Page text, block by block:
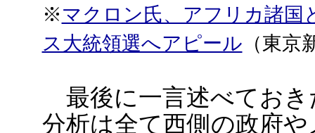
※マクロン氏、アフリカ諸
ス大統領選へアピール （東京
最後に一言述べておき
分析は全て西側の政府